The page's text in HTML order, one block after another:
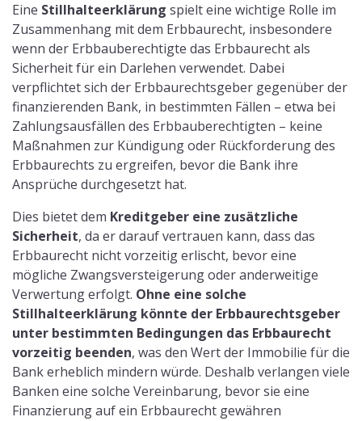
Eine Stillhalteerklärung spielt eine wichtige Rolle im
Zusammenhang mit dem Erbbaurecht, insbesondere
wenn der Erbbauberechtigte das Erbbaurecht als
Sicherheit für ein Darlehen verwendet. Dabei
verpflichtet sich der Erbbaurechtsgeber gegenüber der
finanzierenden Bank, in bestimmten Fällen – etwa bei
Zahlungsausfällen des Erbbauberechtigten – keine
Maßnahmen zur Kündigung oder Rückforderung des
Erbbaurechts zu ergreifen, bevor die Bank ihre
Ansprüche durchgesetzt hat.
Dies bietet dem Kreditgeber eine zusätzliche
Sicherheit, da er darauf vertrauen kann, dass das
Erbbaurecht nicht vorzeitig erlischt, bevor eine
mögliche Zwangsversteigerung oder anderweitige
Verwertung erfolgt. Ohne eine solche
Stillhalteerklärung könnte der Erbbaurechtsgeber
unter bestimmten Bedingungen das Erbbaurecht
vorzeitig beenden, was den Wert der Immobilie für die
Bank erheblich mindern würde. Deshalb verlangen viele
Banken eine solche Vereinbarung, bevor sie eine
Finanzierung auf ein Erbbaurecht gewähren